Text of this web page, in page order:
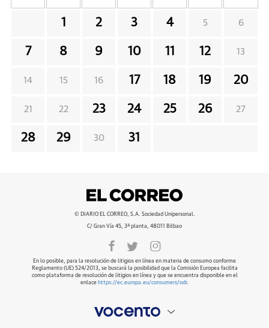
1 2 3 4 5 6
7 8 9 10 11 12 13
14 15 16 17 18 19 20
21 22 23 24 25 26 27
28 29 30 31
© DIARIO EL CORREO, S.A. Sociedad Unipersonal.
C/ Gran Vía 45, 3ª planta, 48011 Bilbao
En lo posible, para la resolución de litigios en línea en materia de consumo conforme
Reglamento (UE) 524/2013, se buscará la posibilidad que la Comisión Europea facilita
como plataforma de resolución de litigios en línea y que se encuentra disponible en el
enlace https://ec.europa.eu/consumers/odr.